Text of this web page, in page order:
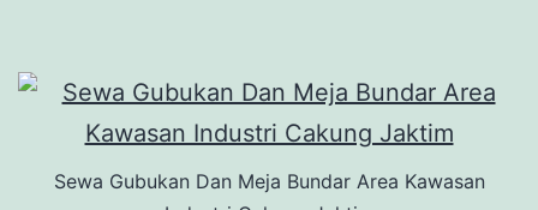
Sewa Gubukan Dan Meja Bundar Area Kawasan